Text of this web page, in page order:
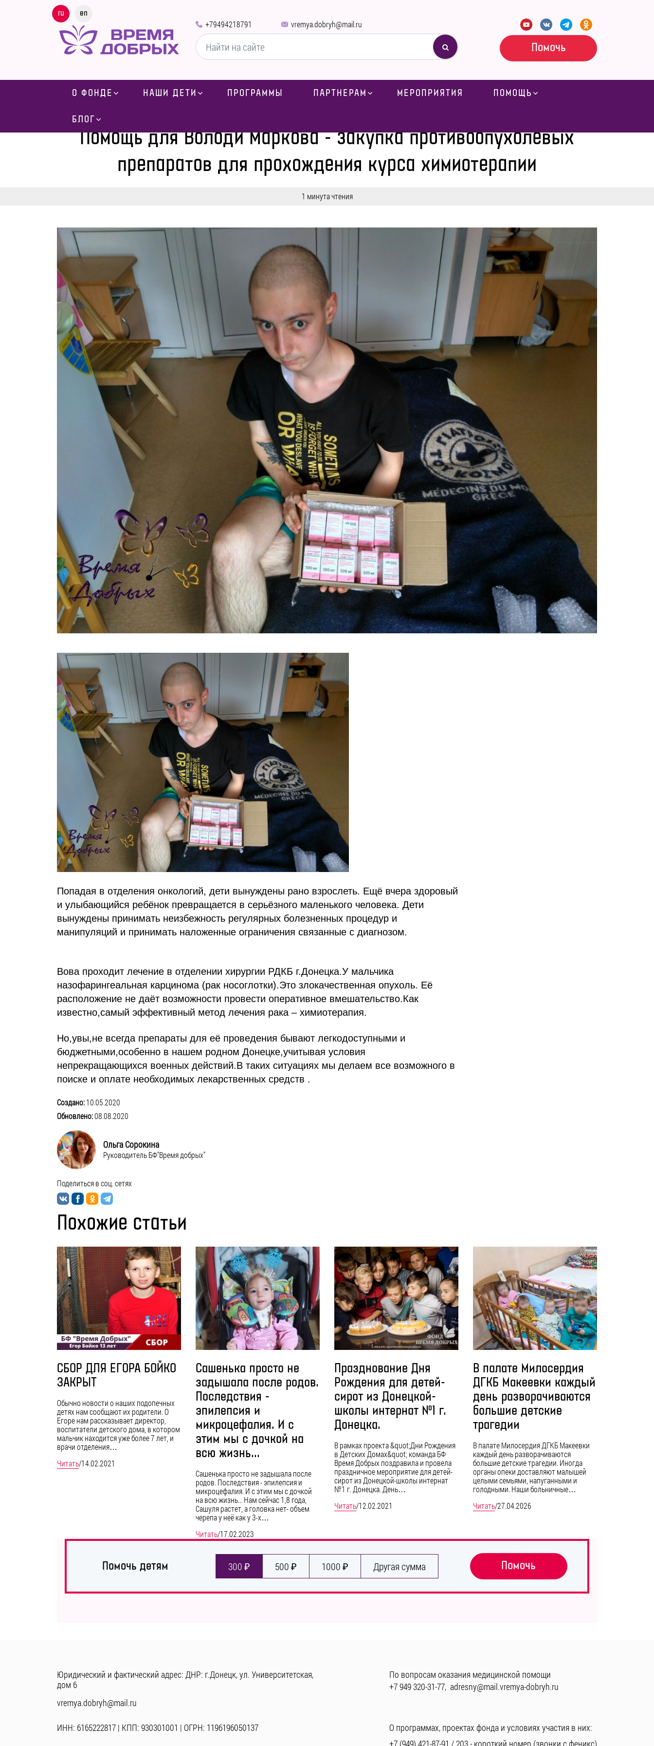
ru en
+79494218791 vremya.dobryh@mail.ru
Помочь
О ФОНДЕ НАШИ ДЕТИ ПРОГРАММЫ ПАРТНЕРАМ МЕРОПРИЯТИЯ ПОМОЩЬ
БЛОГ
Помощь для Володи Маркова - закупка противоопухолевых
препаратов для прохождения курса химиотерапии
1 минута чтения
Попадая в отделения онкологий, дети вынуждены рано взрослеть. Ещё вчера здоровый
и улыбающийся ребёнок превращается в серьёзного маленького человека. Дети
вынуждены принимать неизбежность регулярных болезненных процедур и
манипуляций и принимать наложенные ограничения связанные с диагнозом.
Вова проходит лечение в отделении хирургии РДКБ г.Донецка.У мальчика
назофарингеальная карцинома (рак носоглотки).Это злокачественная опухоль. Её
расположение не даёт возможности провести оперативное вмешательство.Как
известно,самый эффективный метод лечения рака – химиотерапия.
Но,увы,не всегда препараты для её проведения бывают легкодоступными и
бюджетными,особенно в нашем родном Донецке,учитывая условия
непрекращающихся военных действий.В таких ситуациях мы делаем все возможного в
поиске и оплате необходимых лекарственных средств .
Создано:10.05.2020
Обновлено:08.08.2020
Ольга Сорокина
Руководитель БФ"Время добрых"
Поделиться в соц. сетях
Похожие статьи
СБОР ДЛЯ ЕГОРА БОЙКО
ЗАКРЫТ
Обычно новости о наших подопечных
детях нам сообщают их родители. О
Егоре нам рассказывает директор,
воспитатели детского дома, в котором
мальчик находится уже более 7 лет, и
врачи отделения…
Читать/14.02.2021
Сашенька просто не
задышала после родов.
Последствия -
эпилепсия и
микроцефалия. И с
этим мы с дочкой на
всю жизнь...
Сашенька просто не задышала после
родов. Последствия - эпилепсия и
микроцефалия. И с этим мы с дочкой
на всю жизнь... Нам сейчас 1,8 года,
Сашуля растет, а головка нет- объем
черепа у неё как у 3-х…
Читать/17.02.2023
Празднование Дня
Рождения для детей-
сирот из Донецкой-
школы интернат №1 г.
Донецка.
В рамках проекта &quot;Дни Рождения
в Детских Домах&quot; команда БФ
Время Добрых поздравила и провела
праздничное мероприятие для детей-
сирот из Донецкой-школы интернат
№1 г. Донецка. День…
Читать/12.02.2021
В палате Милосердия
ДГКБ Макеевки каждый
день разворачиваются
большие детские
трагедии
В палате Милосердия ДГКБ Макеевки
каждый день разворачиваются
большие детские трагедии. Иногда
органы опеки доставляют малышей
целыми семьями, напуганными и
голодными. Наши больничные…
Читать/27.04.2026
Помочь детям 300 ₽ 500 ₽ 1000 ₽ Другая сумма Помочь
Юридический и фактический адрес: ДНР: г.Донецк, ул. Университетская,
дом 6
vremya.dobryh@mail.ru
ИНН: 6165222817 | КПП: 930301001 | ОГРН: 1196196050137
По вопросам оказания медицинской помощи
+7 949 320-31-77, adresny@mail.vremya-dobryh.ru
О программах, проектах фонда и условиях участия в них:
+7 (949) 421-87-91 / 203- короткий номер (звонки с феникс)